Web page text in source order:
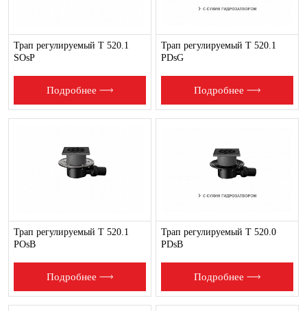
Трап регулируемый T 520.1
SOsP
Подробнее
Трап регулируемый T 520.1
PDsG
Подробнее
Трап регулируемый T 520.1
POsB
Подробнее
Трап регулируемый T 520.0
PDsB
Подробнее